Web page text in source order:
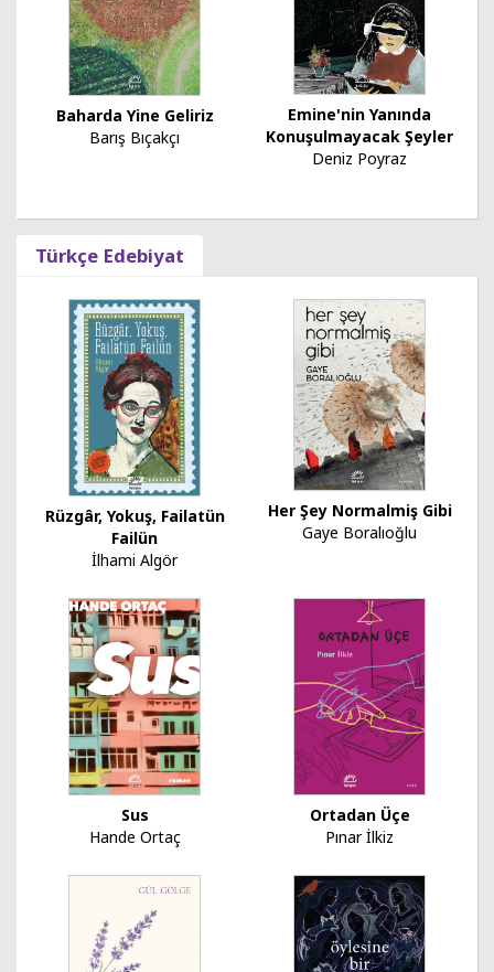
Baharda Yine Geliriz
Barış Bıçakçı
Emine'nin Yanında
Konuşulmayacak Şeyler
Deniz Poyraz
Türkçe Edebiyat
Rüzgâr, Yokuş, Failatün
Failün
İlhami Algör
Her Şey Normalmiş Gibi
Gaye Boralıoğlu
Sus
Hande Ortaç
Ortadan Üçe
Pınar İlkiz